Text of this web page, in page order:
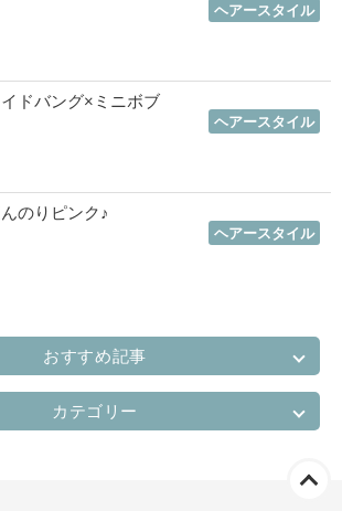
ヘアースタイル
ドバング×ミニボブ
ヘアースタイル
のりピンク♪
ヘアースタイル
おすすめ記事
カテゴリー